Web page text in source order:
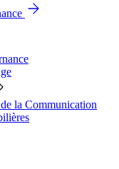
la Communication